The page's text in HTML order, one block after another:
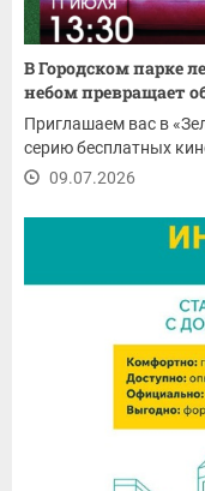
В Городском парке
небом превращает
Приглашаем вас в
серию бесплатных
09.07.2026